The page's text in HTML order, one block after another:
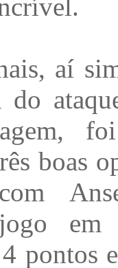
aí
do
boas
jogo
pontos